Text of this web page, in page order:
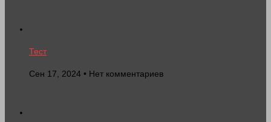
Тест
Сен 17, 2024 • Нет комментариев